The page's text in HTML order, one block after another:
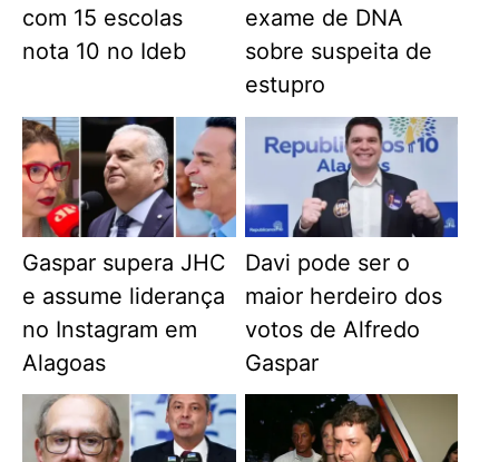
com 15 escolas
nota 10 no Ideb
exame de DNA
sobre suspeita de
estupro
Gaspar supera JHC
e assume liderança
no Instagram em
Alagoas
Davi pode ser o
maior herdeiro dos
votos de Alfredo
Gaspar